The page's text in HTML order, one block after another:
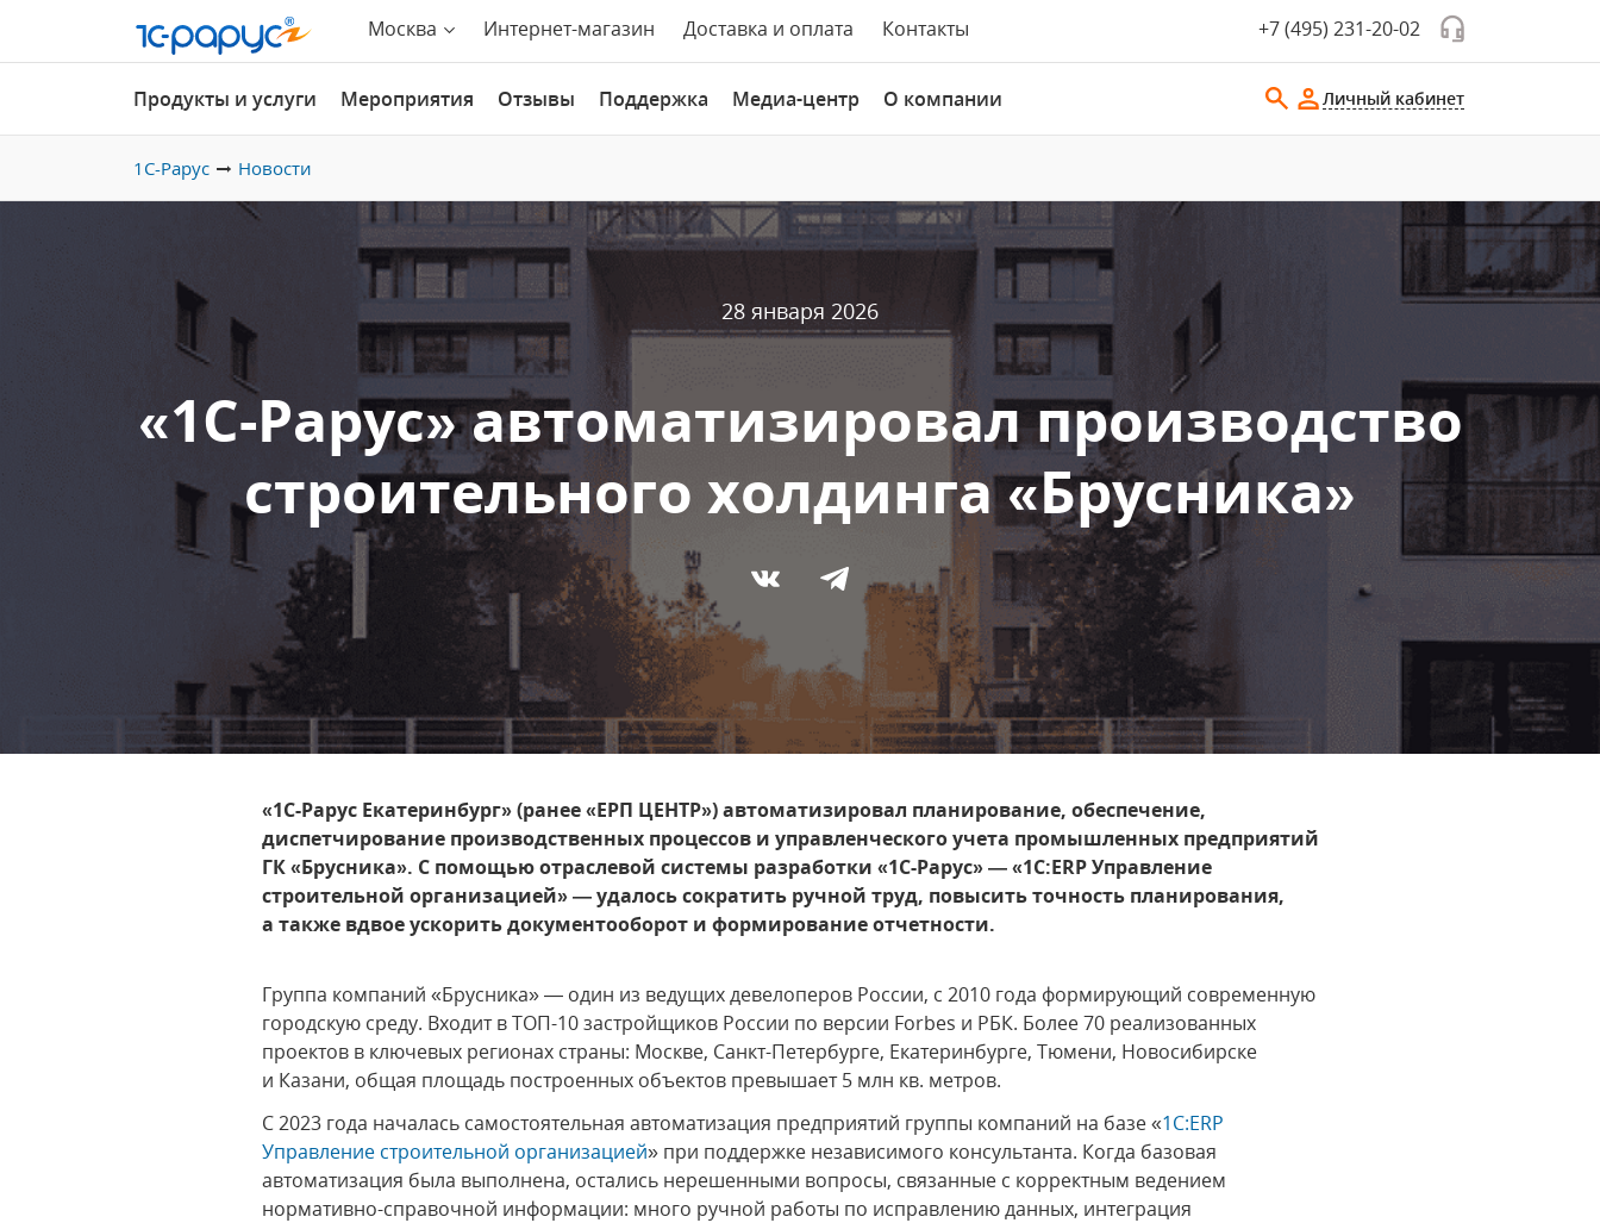
Москва Интернет-магазин Доставка и оплата Контакты +7 (495) 231-20-02
Продукты и услуги Мероприятия Отзывы Поддержка Медиа-центр О компании Личный кабинет
1С-Рарус Новости
28 января 2026
«1С-Рарус» автоматизировал производство
строительного холдинга «Брусника»
«1С-Рарус Екатеринбург» (ранее «ЕРП ЦЕНТР») автоматизировал планирование, обеспечение,
диспетчирование производственных процессов и управленческого учета промышленных предприятий
ГК «Брусника». С помощью отраслевой системы разработки «1С-Рарус» — «1C:ERP Управление
строительной организацией» — удалось сократить ручной труд, повысить точность планирования,
а также вдвое ускорить документооборот и формирование отчетности.
Группа компаний «Брусника» — один из ведущих девелоперов России, с 2010 года формирующий современную
городскую среду. Входит в ТОП-10 застройщиков России по версии Forbes и РБК. Более 70 реализованных
проектов в ключевых регионах страны: Москве, Санкт-Петербурге, Екатеринбурге, Тюмени, Новосибирске
и Казани, общая площадь построенных объектов превышает 5 млн кв. метров.
С 2023 года началась самостоятельная автоматизация предприятий группы компаний на базе «1C:ERP
Управление строительной организацией» при поддержке независимого консультанта. Когда базовая
автоматизация была выполнена, остались нерешенными вопросы, связанные с корректным ведением
нормативно-справочной информации: много ручной работы по исправлению данных, интеграция